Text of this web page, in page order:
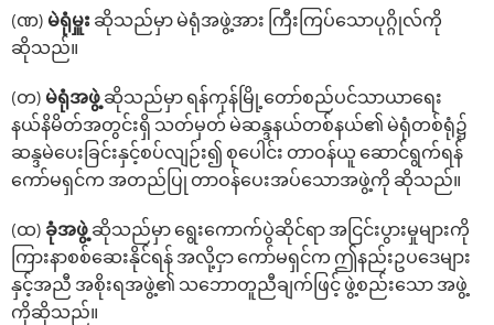
(ဏ) မဲရုံမှူး ဆိုသည်မှာ မဲရုံအဖွဲ့အား ကြီးကြပ်‌သောပုဂ္ဂိုလ်ကို
ဆိုသည်။
(တ) မဲရုံအဖွဲ့ ဆိုသည်မှာ ရန်ကုန်မြို့‌တော်စည်ပင်သာယာ‌ရေး
နယ်နိမိတ်အတွင်းရှိ သတ်မှတ် မဲဆန္ဒနယ်တစ်နယ်၏ မဲရုံတစ်ရုံ၌
ဆန္ဒမဲ‌ပေးခြင်းနှင့်စပ်လျဉ်း၍ စု‌ပေါင်း တာဝန်ယူ ဆောင်ရွက်ရန်
‌ကော်မရှင်က အတည်ပြု တာဝန်‌ပေးအပ်‌သောအဖွဲ့ကို ဆိုသည်။
(ထ) ခုံအဖွဲ့ ဆိုသည်မှာ ‌ရွေး‌ကောက်ပွဲဆိုင်ရာ အငြင်းပွားမှုများကို
ကြားနာစစ်‌ဆေးနိုင်ရန် အလို့ငှာ ကော်မရှင်က ဤနည်းဥပ‌ဒေများ
နှင့်အညီ အစိုးရအဖွဲ့၏ သဘောတူညီချက်ဖြင့် ဖွဲ့စည်း‌သော အဖွဲ့
ကိုဆိုသည်။